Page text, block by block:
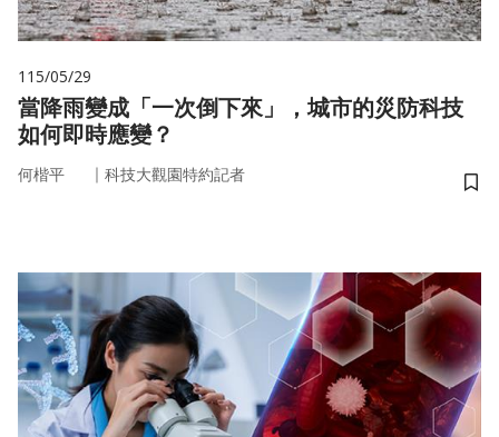
115/05/29
當降雨變成「一次倒下來」，城市的災防科技
如何即時應變？
何楷平 ｜ 科技大觀園特約記者
儲